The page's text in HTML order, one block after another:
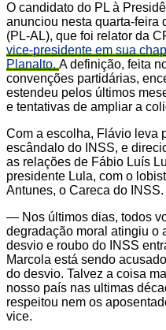
O candidato do PL à
anunciou nesta quarta-feira
(PL-AL), que foi relator da
vice-presidente em sua
Planalto.A definição, feita
convenções partidárias,
estendeu pelos últimos
e tentativas de ampliar a
Com a escolha, Flávio leva
escândalo do INSS, e
as relações de Fábio Luís
presidente Lula, com o
Antunes, o Careca do INSS.
— Nos últimos dias, todos
degradação moral atingiu o
desvio e roubo do INSS
Marcola está sendo
do desvio. Talvez a coisa
nosso país nas ultimas
respeitou nem os
vice.